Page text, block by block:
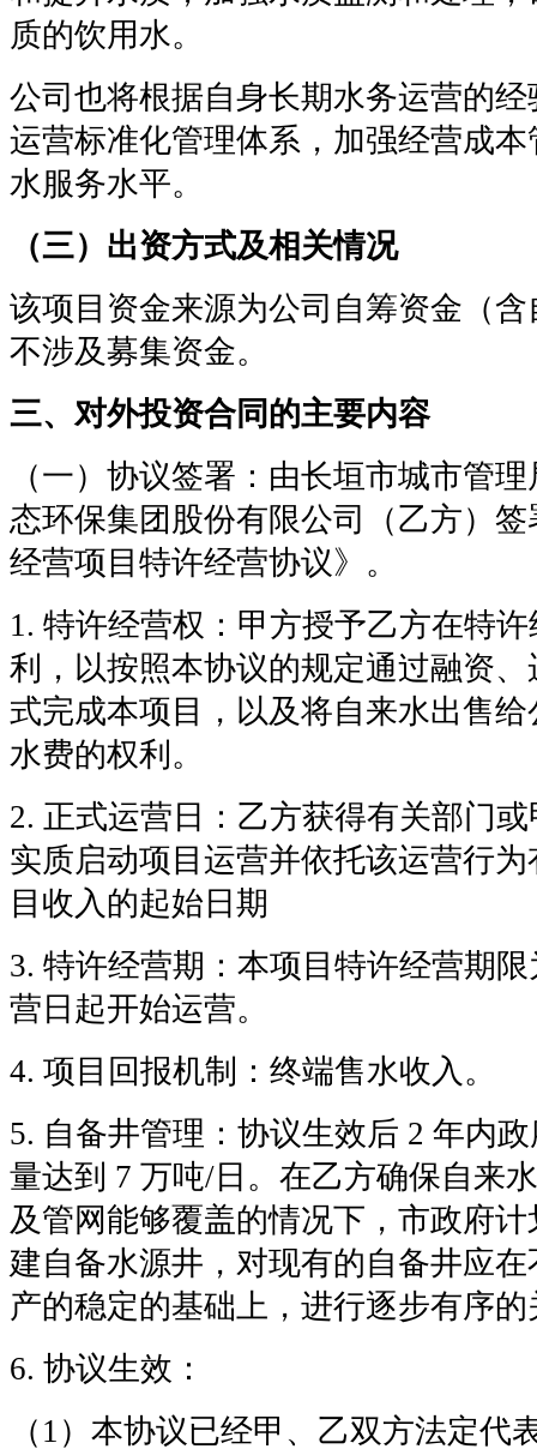
质的饮用水。
公司也将根据自身长期水务运营的
运营标准化管理体系，加强经营成
水服务水平。
（三）出资方式及相关情况
该项目资金来源为公司自筹资金（
不涉及募集资金。
三、对外投资合同的主要内容
（一）协议签署：由长垣市城市管
态环保集团股份有限公司（乙方）
经营项目特许经营协议》。
1. 特许经营权：甲方授予乙方在特
利，以按照本协议的规定通过融资
式完成本项目，以及将自来水出售
水费的权利。
2. 正式运营日：乙方获得有关部门
实质启动项目运营并依托该运营行
目收入的起始日期
3. 特许经营期：本项目特许经营期
营日起开始运营。
4. 项目回报机制：终端售水收入。
5. 自备井管理：协议生效后 2 年内
量达到 7 万吨/日。在乙方确保自来
及管网能够覆盖的情况下，市政府
建自备水源井，对现有的自备井应
产的稳定的基础上，进行逐步有序
6. 协议生效：
（1）本协议已经甲、乙双方法定代